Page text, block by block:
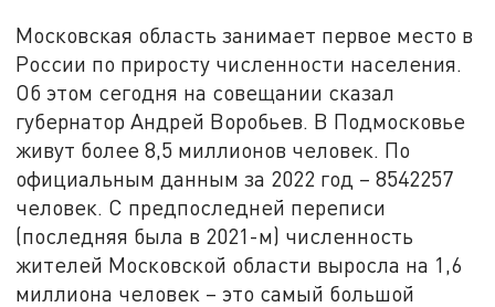
Московская область занимает первое место в
России по приросту численности населения.
Об этом сегодня на совещании сказал
губернатор Андрей Воробьев. В Подмосковье
живут более 8,5 миллионов человек. По
официальным данным за 2022 год – 8542257
человек. С предпоследней переписи
(последняя была в 2021-м) численность
жителей Московской области выросла на 1,6
миллиона человек – это самый большой